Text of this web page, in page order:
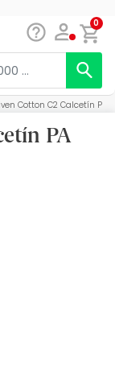
0
Cotton C2 Calcetín PA
PA